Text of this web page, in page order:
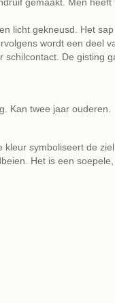
gemaakt. Men
licht gekneusd. Het
wordt een deel
De gisting
Kan twee jaar ouderen.
symboliseert de
Het is een